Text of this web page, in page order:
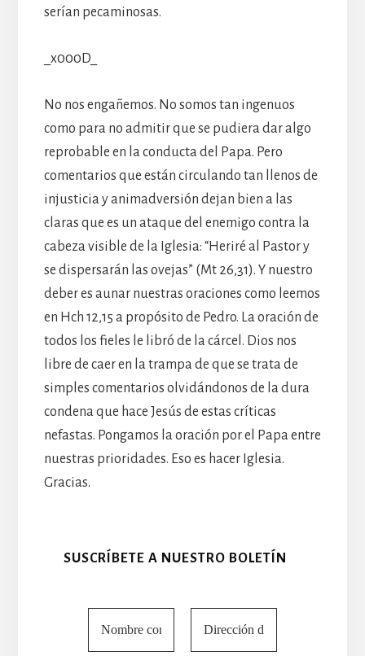
serían pecaminosas.
_x000D_
No nos engañemos. No somos tan ingenuos
como para no admitir que se pudiera dar algo
reprobable en la conducta del Papa. Pero
comentarios que están circulando tan llenos de
injusticia y animadversión dejan bien a las
claras que es un ataque del enemigo contra la
cabeza visible de la Iglesia: “Heriré al Pastor y
se dispersarán las ovejas” (Mt 26,31). Y nuestro
deber es aunar nuestras oraciones como leemos
en Hch 12,15 a propósito de Pedro. La oración de
todos los fieles le libró de la cárcel. Dios nos
libre de caer en la trampa de que se trata de
simples comentarios olvidándonos de la dura
condena que hace Jesús de estas críticas
nefastas. Pongamos la oración por el Papa entre
nuestras prioridades. Eso es hacer Iglesia.
Gracias.
SUSCRÍBETE A NUESTRO BOLETÍN